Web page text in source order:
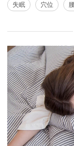
失眠 穴位